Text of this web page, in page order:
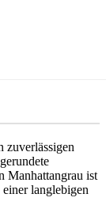
zuverlässigen
Manhattangrau ist
langlebigen